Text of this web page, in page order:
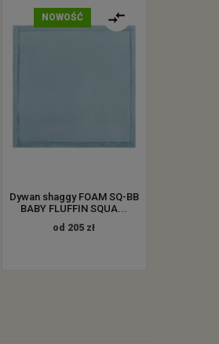
NOWOŚĆ
Dywan shaggy FOAM SQ-BB
BABY FLUFFIN SQUA...
od 205 zł